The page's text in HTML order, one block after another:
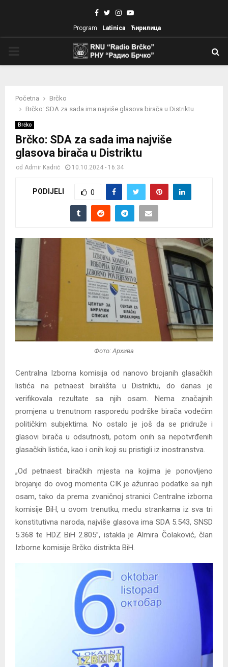
Facebook
TwitterInstagram
Youtube
Program Latinica Ћирилица
Početna
Brčko
Brčko: SDA za sada ima najviše glasova birača u Distriktu
Brčko
Brčko: SDA za sada ima najviše
glasova birača u Distriktu
od Admir Kadrić 10.10.2024 - 16:34
PODIJELI 0
Фото: Архива
Centralna Izborna komisija od nanovo brojanih glasačkih
listića na petnaest birališta u Distriktu, do danas je
verifikovala rezultate sa njih osam. Nema značajnih
promjena u trenutnom rasporedu podrške birača vodećim
političkim subjektima. No ostalo je još da se pridruže i
glasovi birača u odsutnosti, potom onih sa nepotvrđenih
glasačkih listića, kao i onih koji su pristigli iz inostranstva.
„Od petnaest biračkih mjesta na kojima je ponovljeno
brojanje do ovog momenta CIK je ažurirao podatke sa njih
osam, tako da prema zvaničnoj stranici Centralne izborna
komisije BiH, u ovom trenutku, među strankama iz sva tri
konstitutivna naroda, najviše glasova ima SDA 5.543, SNSD
5.368 te HDZ BiH 2.805”, istakla je Almira Čolaković, član
Izborne komisije Brčko distrikta BiH.